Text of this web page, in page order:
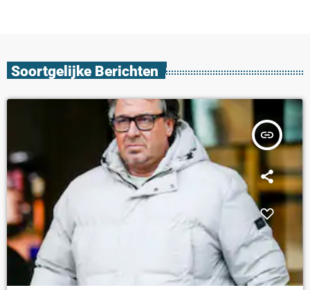
Soortgelijke Berichten
insert_link